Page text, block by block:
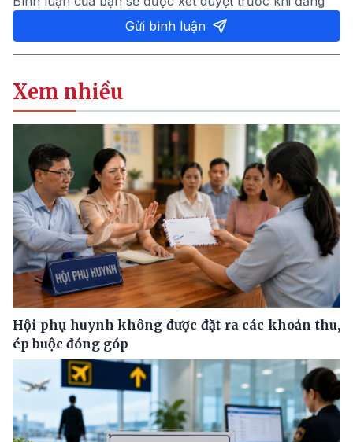
Gửi bình luận
Xem nhiều
Hội phụ huynh không được đặt ra các khoản thu,
ép buộc đóng góp